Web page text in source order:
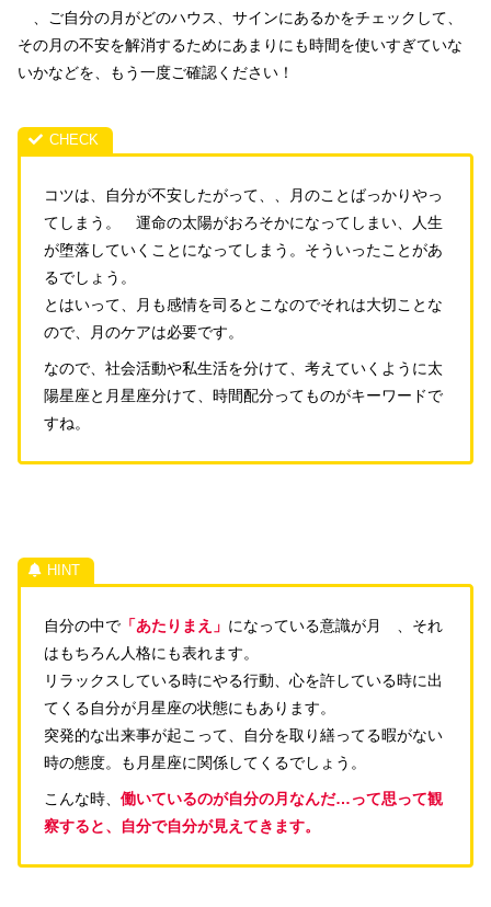
、ご自分の月がどのハウス、サインにあるかをチェックして、
その月の不安を解消するためにあまりにも時間を使いすぎていな
いかなどを、もう一度ご確認ください！
コツは、自分が不安したがって、、月のことばっかりやっ
てしまう。 運命の太陽がおろそかになってしまい、人生
が堕落していくことになってしまう。そういったことがあ
るでしょう。
とはいって、月も感情を司るとこなのでそれは大切ことな
ので、月のケアは必要です。
なので、社会活動や私生活を分けて、考えていくように太
陽星座と月星座分けて、時間配分ってものがキーワードで
すね。
自分の中で 「あたりまえ」 になっている意識が月 、それ
はもちろん人格にも表れます。
リラックスしている時にやる行動、心を許している時に出
てくる自分が月星座の状態にもあります。
突発的な出来事が起こって、自分を取り繕ってる暇がない
時の態度。も月星座に関係してくるでしょう。
こんな時、 働いているのが自分の月なんだ…って思って観
察すると、自分で自分が見えてきます。